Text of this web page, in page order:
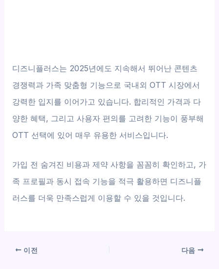
디즈니플러스는 2025년에도 지속해서 뛰어난 콘텐츠
경쟁력과 가족 맞춤형 기능으로 국내외 OTT 시장에서
강력한 입지를 이어가고 있습니다. 합리적인 가격과 다
양한 혜택, 그리고 사용자 편의를 고려한 기능이 풍부해
OTT 선택에 있어 매우 유용한 서비스입니다.
가입 전 숨겨진 비용과 제약 사항을 꼼꼼히 확인하고, 가
족 프로필과 동시 접속 기능을 적극 활용하면 디즈니플
러스를 더욱 만족스럽게 이용할 수 있을 것입니다.
이전 다음